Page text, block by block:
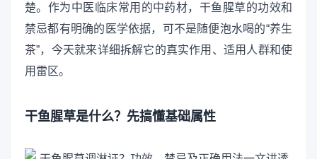
楚。作为中医临床常用的中药材，干鱼腥草的功效和
禁忌都有明确的医学依据，可不是随便泡水喝的“养生
茶”，今天就来详细拆解它的真实作用、适用人群和使
用雷区。
干鱼腥草是什么？先搞懂基础属性